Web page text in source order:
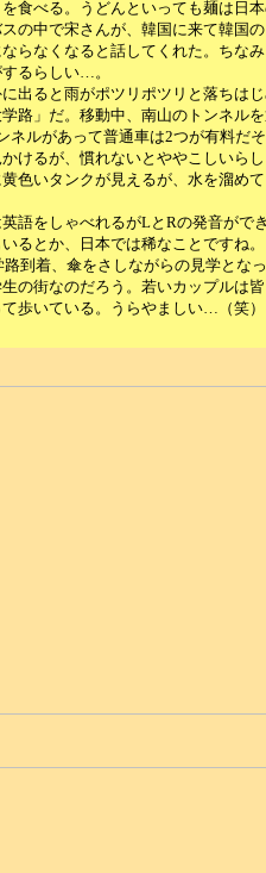
食べる。うどんといっても麺は日
の中で宋さんが、韓国に来て韓国
らなくなると話してくれた。ちな
るらしい…。
出ると雨がポツリポツリと落ちは
路」だ。移動中、南山のトンネル
ネルがあって普通車は2つが有料だ
けるが、慣れないとややこしいら
色いタンクが見えるが、水を溜め
語をしゃべれるがLとRの発音がで
るとか、日本では稀なことですね。
路到着、傘をさしながらの見学とな
の街なのだろう。若いカップルは
歩いている。うらやましい…（笑